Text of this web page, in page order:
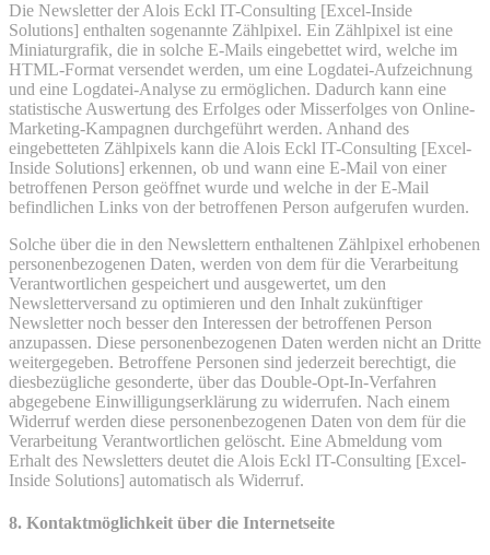
Die Newsletter der Alois Eckl IT-Consulting [Excel-Inside
Solutions] enthalten sogenannte Zählpixel. Ein Zählpixel ist eine
Miniaturgrafik, die in solche E-Mails eingebettet wird, welche im
HTML-Format versendet werden, um eine Logdatei-Aufzeichnung
und eine Logdatei-Analyse zu ermöglichen. Dadurch kann eine
statistische Auswertung des Erfolges oder Misserfolges von Online-
Marketing-Kampagnen durchgeführt werden. Anhand des
eingebetteten Zählpixels kann die Alois Eckl IT-Consulting [Excel-
Inside Solutions] erkennen, ob und wann eine E-Mail von einer
betroffenen Person geöffnet wurde und welche in der E-Mail
befindlichen Links von der betroffenen Person aufgerufen wurden.
Solche über die in den Newslettern enthaltenen Zählpixel erhobenen
personenbezogenen Daten, werden von dem für die Verarbeitung
Verantwortlichen gespeichert und ausgewertet, um den
Newsletterversand zu optimieren und den Inhalt zukünftiger
Newsletter noch besser den Interessen der betroffenen Person
anzupassen. Diese personenbezogenen Daten werden nicht an Dritte
weitergegeben. Betroffene Personen sind jederzeit berechtigt, die
diesbezügliche gesonderte, über das Double-Opt-In-Verfahren
abgegebene Einwilligungserklärung zu widerrufen. Nach einem
Widerruf werden diese personenbezogenen Daten von dem für die
Verarbeitung Verantwortlichen gelöscht. Eine Abmeldung vom
Erhalt des Newsletters deutet die Alois Eckl IT-Consulting [Excel-
Inside Solutions] automatisch als Widerruf.
8. Kontaktmöglichkeit über die Internetseite